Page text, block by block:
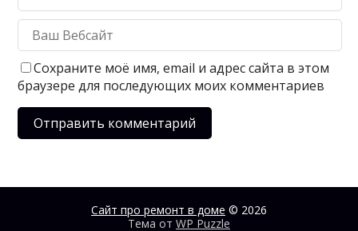
Сохраните моё имя, email и адрес сайта в этом
браузере для последующих моих комментариев
Сайт про ремонт в доме © 2026
Тема от WP Puzzle